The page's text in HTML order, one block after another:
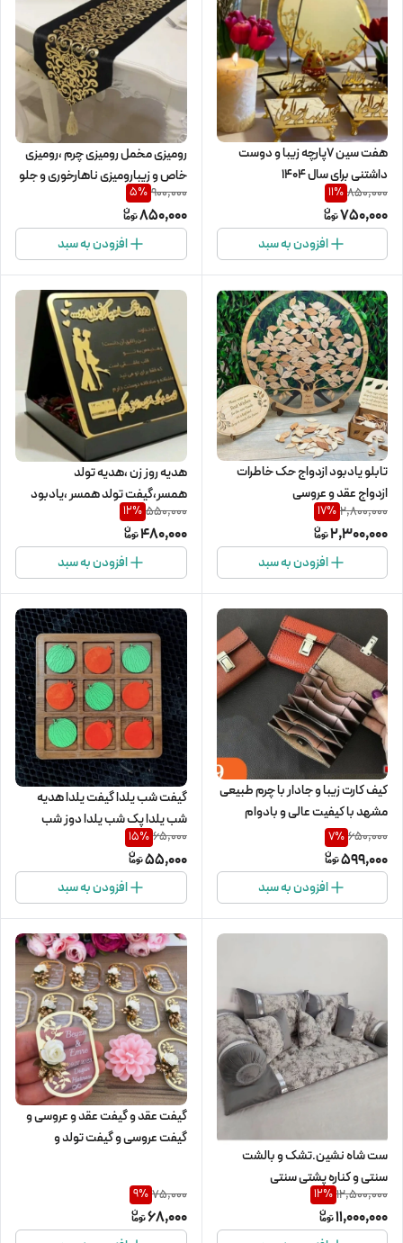
هفت سین 7پارچه زیبا و دوست
داشتنی برای سال ۱۴۰۴
850,000
11%
750,000
افزودن به سبد
رومیزی مخمل رومیزی چرم ،رومیزی
خاص و زیبارومیزی ناهارخوری و جلو
مبلی و عسلی با هرسایزی که شما
دوست داشته باشید
900,000
5%
850,000
افزودن به سبد
تابلو یادبود ازدواج حک خاطرات
ازدواج عقد و عروسی
2,800,000
17%
2,300,000
افزودن به سبد
هدیه روز زن ،هدیه تولد
همسر،گیفت تولد همسر ،یادبود
تولد همسر وهدیه روزمعلم
550,000
12%
480,000
افزودن به سبد
کیف کارت زیبا و جادار با چرم طبیعی
مشهد با کیفیت عالی و بادوام
650,000
7%
599,000
افزودن به سبد
گیفت شب یلدا گیفت یلدا هدیه
شب یلدا پک شب یلدا دوز شب
یلدایی مناسب برای دانش آموزان
65,000
15%
55,000
افزودن به سبد
ست شاه نشین.تشک و بالشت
سنتی و کناره پشتی سنتی
12,500,000
12%
11,000,000
گیفت عقد و گیفت عقد و عروسی و
گیفت عروسی و گیفت تولد و
75,000
9%
68,000